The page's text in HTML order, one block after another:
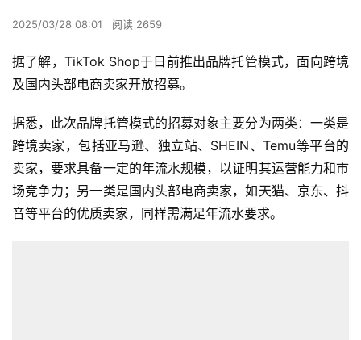
2025/03/28 08:01 阅读 2659
据了解，TikTok Shop于日前推出品牌托管模式，面向跨境
及国内头部电商卖家开放招募。
据悉，此次品牌托管模式的招募对象主要分为两类：一类是
跨境卖家，包括亚马逊、独立站、SHEIN、Temu等平台的
卖家，要求具备一定的年流水规模，以证明其运营能力和市
场竞争力；另一类是国内头部电商卖家，如天猫、京东、抖
音等平台的优质卖家，同样需满足年流水要求。